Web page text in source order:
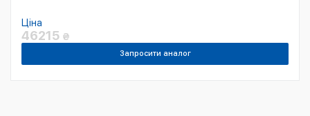
Ціна
46215 ₴
Запросити аналог